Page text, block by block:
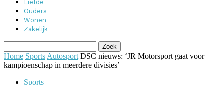
Liefde
Ouders
Wonen
Zakelijk
Home Sports Autosport DSC nieuws: ‘JR Motorsport gaat voor
kampioenschap in meerdere divisies’
Sports